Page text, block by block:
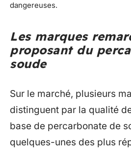
dangereuses.
Les marques
proposant du
soude
Sur le marché, plusieurs
distinguent par la qualité
base de percarbonate de
quelques-unes des plus